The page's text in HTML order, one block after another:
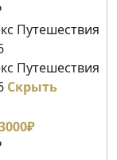
Путешествия
Путешествия
Скрыть